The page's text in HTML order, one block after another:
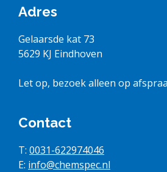
Adres
Gelaarsde kat 73
5629 KJ Eindhoven
Let op, bezoek alleen op
Contact
T: 0031-622974046
E: info@chemspec.nl